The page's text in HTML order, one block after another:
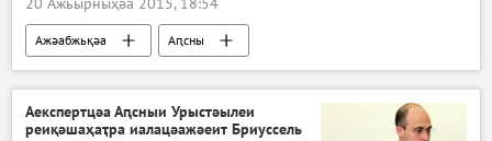
Ажәабжьқәа Аԥсны
Аекспертцәа Аԥсныи Урыстәылеи
реиқәшаҳаҭра иалацәажәеит Бриуссель